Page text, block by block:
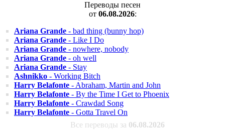
Переводы песен
от 06.08.2026:
Ariana Grande - bad thing (bunny hop)
Ariana Grande - Like I Do
Ariana Grande - nowhere, nobody
Ariana Grande - oh well
Ariana Grande - Stay
Ashnikko - Working Bitch
Harry Belafonte - Abraham, Martin and John
Harry Belafonte - By the Time I Get to Phoenix
Harry Belafonte - Crawdad Song
Harry Belafonte - Gotta Travel On
Все переводы за 06.08.2026